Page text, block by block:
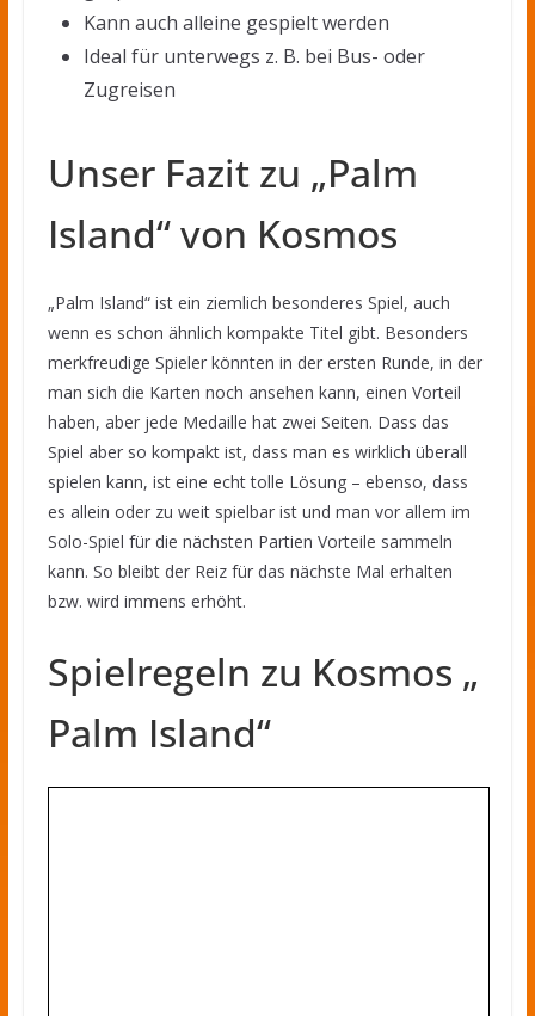
Kann auch alleine gespielt werden
Ideal für unterwegs z. B. bei Bus- oder
Zugreisen
Unser Fazit zu „Palm
Island“ von Kosmos
„Palm Island“ ist ein ziemlich besonderes Spiel, auch
wenn es schon ähnlich kompakte Titel gibt. Besonders
merkfreudige Spieler könnten in der ersten Runde, in der
man sich die Karten noch ansehen kann, einen Vorteil
haben, aber jede Medaille hat zwei Seiten. Dass das
Spiel aber so kompakt ist, dass man es wirklich überall
spielen kann, ist eine echt tolle Lösung – ebenso, dass
es allein oder zu weit spielbar ist und man vor allem im
Solo-Spiel für die nächsten Partien Vorteile sammeln
kann. So bleibt der Reiz für das nächste Mal erhalten
bzw. wird immens erhöht.
Spielregeln zu Kosmos „
Palm Island“